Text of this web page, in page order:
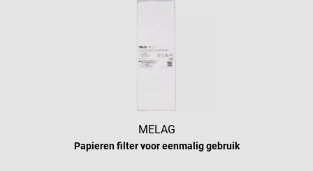
MELAG
Papieren filter voor eenmalig gebruik